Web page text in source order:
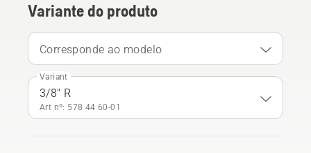
Variante do produto
Corresponde ao modelo
Variant
3/8" R
Art nº: 578 44 60‑01